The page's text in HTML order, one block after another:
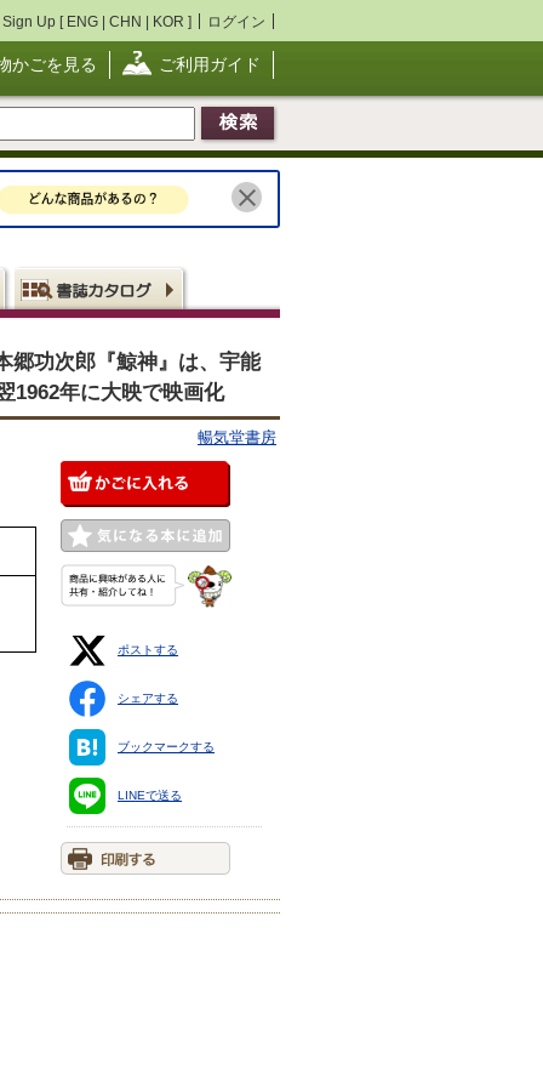
Sign Up [ ENG | CHN | KOR ] ログイン
かごを見る ご利用ガイド
功次郎『鯨神』は、宇能
1962年に大映で映画化
暢気堂書房
ポストする
シェアする
ブックマークする
LINEで送る